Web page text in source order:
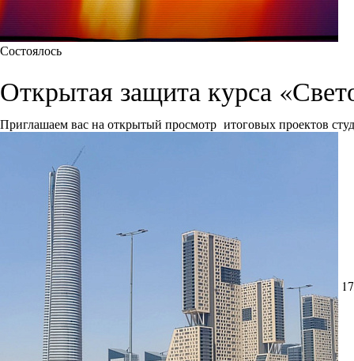
Состоялось
Открытая защита курса
Приглашаем вас на открытый просмотр итоговых проектов